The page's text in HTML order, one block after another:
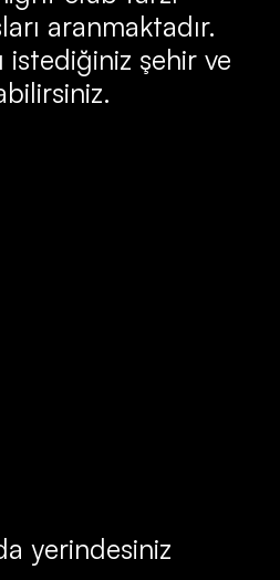
aranmaktadır.
istediğiniz şehir ve
yerindesiniz